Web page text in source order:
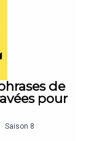
de
pour
Saison 8